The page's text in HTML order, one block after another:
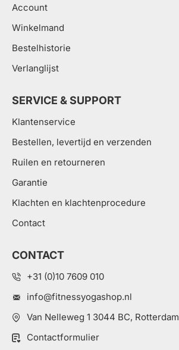
Account
Winkelmand
Bestelhistorie
Verlanglijst
SERVICE & SUPPORT
Klantenservice
Bestellen, levertijd en verzenden
Ruilen en retourneren
Garantie
Klachten en klachtenprocedure
Contact
CONTACT
+31 (0)10 7609 010
info@fitnessyogashop.nl
Van Nelleweg 1 3044 BC, Rotterdam
Contactformulier